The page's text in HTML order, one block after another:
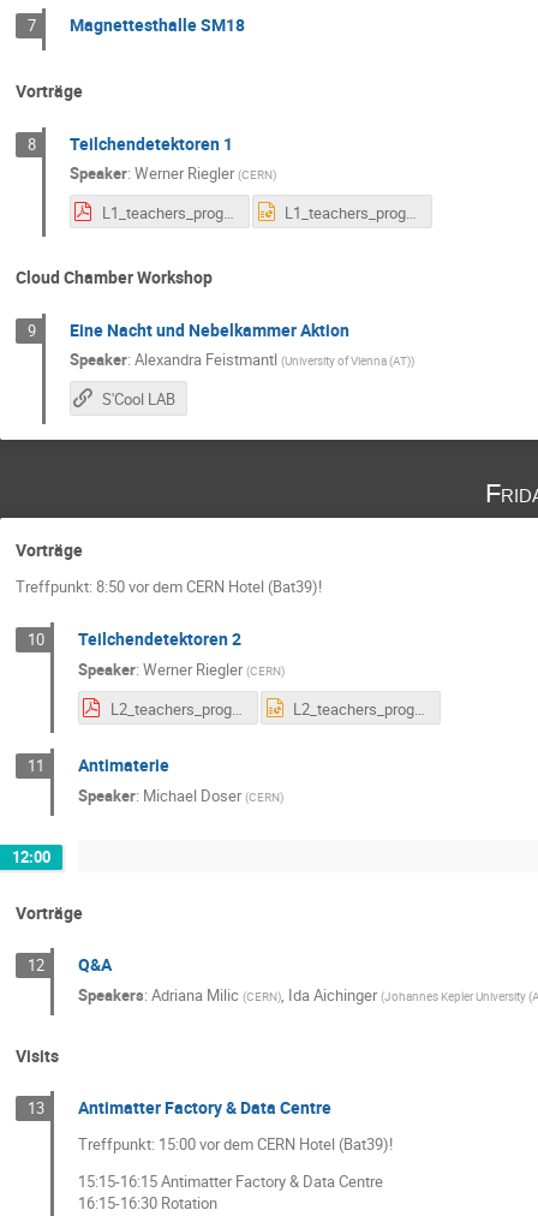
7 Magnettesthalle SM18
Vorträge
8 Teilchendetektoren 1
Speaker: Werner Riegler (CERN)
L1_teachers_programme_v2.pdf L1_teachers_programme_v2.pptx
Cloud Chamber Workshop
9 Eine Nacht und Nebelkammer Aktion
Speaker: Alexandra Feistmantl (University of Vienna (AT))
S'Cool LAB
Vorträge
Treffpunkt: 8:50 vor dem CERN Hotel (Bat39)!
10 Teilchendetektoren 2
Speaker: Werner Riegler (CERN)
L2_teachers_programme_v2.pdf
11 Antimaterie
Speaker: Michael Doser (CERN)
12:00
Vorträge
12 Q&A
Speakers: Adriana Milic (CERN), Ida Aichinger (Johannes Kepler University
Visits
13 Antimatter Factory & Data Centre
Treffpunkt: 15:00 vor dem CERN Hotel (Bat39)!
15:15-16:15 Antimatter Factory & Data Centre
16:15-16:30 Rotation